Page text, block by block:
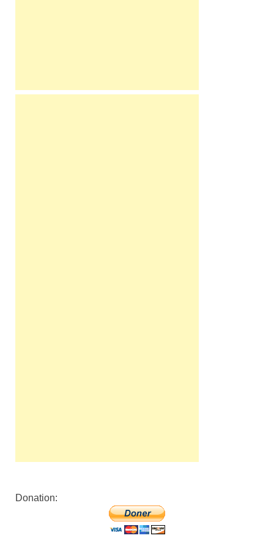
Donation: